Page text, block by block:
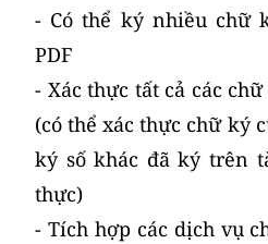
- Có thể ký nhiều chữ
PDF
- Xác thực tất cả các
(có thể xác thực chữ ký
ký số khác đã ký trên
thực)
- Tích hợp các dịch vụ